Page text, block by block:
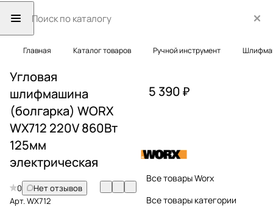
Главная Каталог товаров Ручной инструмент
Угловая
шлифмашина
(болгарка) WORX
WX712 220V 860Вт
125мм
электрическая
0
Нет отзывов
Арт.WX712
5 390 ₽
Все товары Worx
Все товары категории